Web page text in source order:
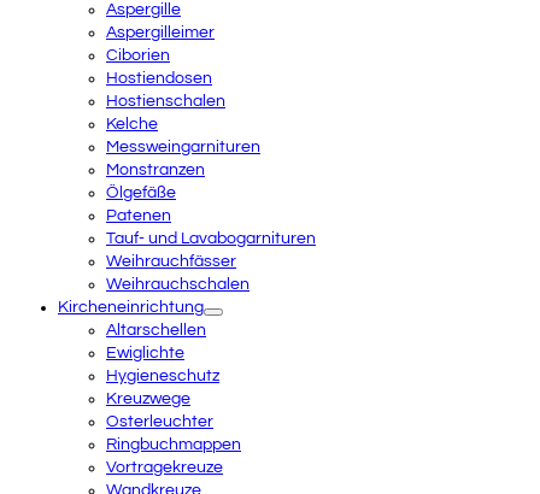
Aspergille
Aspergilleimer
Ciborien
Hostiendosen
Hostienschalen
Kelche
Messweingarnituren
Monstranzen
Ölgefäße
Patenen
Tauf- und Lavabogarnituren
Weihrauchfässer
Weihrauchschalen
Kircheneinrichtung
Altarschellen
Ewiglichte
Hygieneschutz
Kreuzwege
Osterleuchter
Ringbuchmappen
Vortragekreuze
Wandkreuze